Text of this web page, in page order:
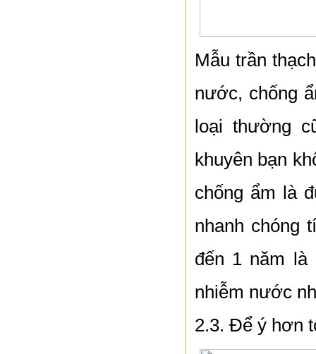
Mẫu trần
nước, chống
loại thường
khuyên bạn
chống ẩm là
nhanh chóng
đến 1 năm là
nhiễm nước
2.3. Để ý hơn